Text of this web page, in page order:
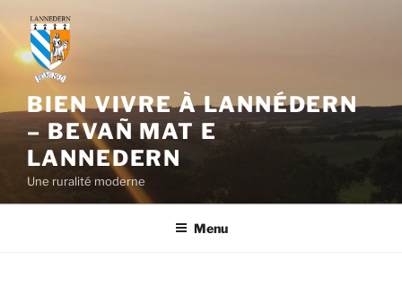
contenu
principal
BIEN VIVRE À LANNÉDERN
– BEVAÑ MAT E
LANNEDERN
Une ruralité moderne
Menu